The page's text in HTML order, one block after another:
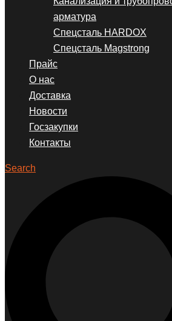
арматура
Спецсталь HARDOX
Спецсталь Magstrong
Прайс
О нас
Доставка
Новости
Госзакупки
Контакты
Search